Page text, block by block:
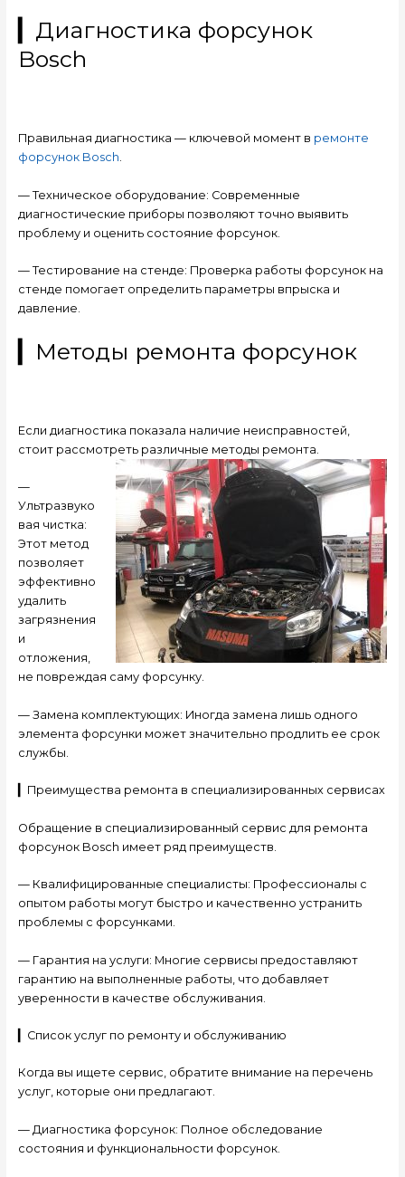
▎Диагностика форсунок
Bosch
Правильная диагностика — ключевой момент в ремонте
форсунок Bosch.
— Техническое оборудование: Современные
диагностические приборы позволяют точно выявить
проблему и оценить состояние форсунок.
— Тестирование на стенде: Проверка работы форсунок на
стенде помогает определить параметры впрыска и
давление.
▎Методы ремонта форсунок
Если диагностика показала наличие неисправностей,
стоит рассмотреть различные методы ремонта.
—
Ультразвуко
вая чистка:
Этот метод
позволяет
эффективно
удалить
загрязнения
и
отложения,
не повреждая саму форсунку.
— Замена комплектующих: Иногда замена лишь одного
элемента форсунки может значительно продлить ее срок
службы.
▎Преимущества ремонта в специализированных сервисах
Обращение в специализированный сервис для ремонта
форсунок Bosch имеет ряд преимуществ.
— Квалифицированные специалисты: Профессионалы с
опытом работы могут быстро и качественно устранить
проблемы с форсунками.
— Гарантия на услуги: Многие сервисы предоставляют
гарантию на выполненные работы, что добавляет
уверенности в качестве обслуживания.
▎Список услуг по ремонту и обслуживанию
Когда вы ищете сервис, обратите внимание на перечень
услуг, которые они предлагают.
— Диагностика форсунок: Полное обследование
состояния и функциональности форсунок.